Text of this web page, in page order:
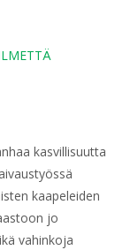
kasvillisuutta
kaapeleiden
jo
vahinkoja